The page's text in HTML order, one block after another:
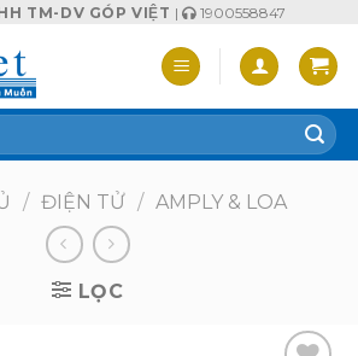
TM-DV GÓP VIỆT | 1900558847
/ ĐIỆN TỬ / AMPLY & LOA
LỌC